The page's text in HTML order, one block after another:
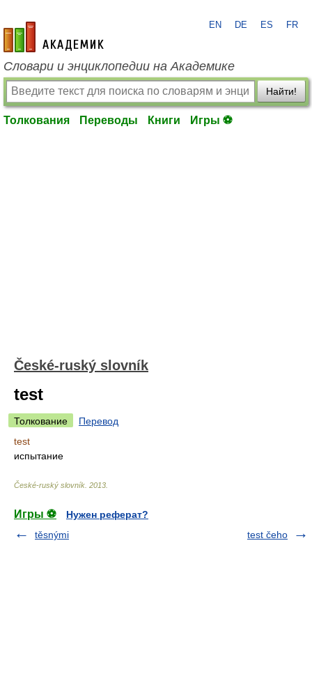
academic.ru
EN DE ES FR
Словари и энциклопедии на Академике
Найти!
Толкования Переводы Книги Игры ⚽
České-ruský slovník
test
Толкование
Перевод
test
испытание
České-ruský slovník 2013
Игры ⚽
Нужен реферат?
těsnými
test čeho